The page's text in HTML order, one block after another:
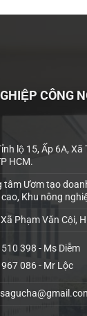
CÔNG
lộ 15, Ấp 6A,
HCM.
tâm Ươm tạo
Khu nông
Phạm Văn Cội,
398 - Ms Diễm
086 - Mr Lộc